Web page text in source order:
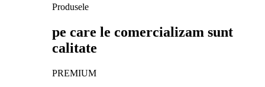
Produsele
pe care le comercializam sunt
calitate
PREMIUM